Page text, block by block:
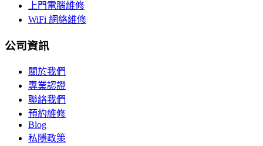
上門電腦維修
WiFi 網絡維修
公司資訊
關於我們
專業認證
聯絡我們
預約維修
Blog
私隱政策